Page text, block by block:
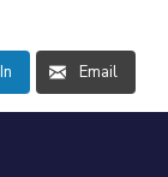
Email